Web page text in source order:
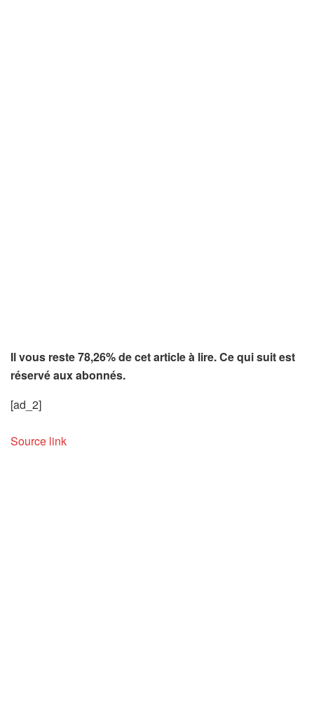
Il vous reste 78,26% de cet article à lire. Ce qui suit est
réservé aux abonnés.
[ad_2]
Source link